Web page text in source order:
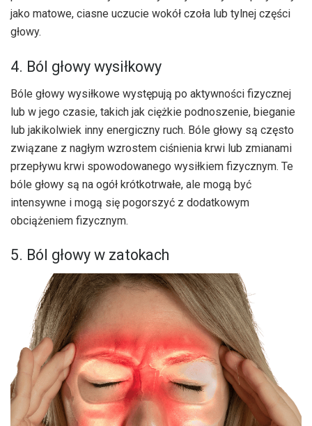
jako matowe, ciasne uczucie wokół czoła lub tylnej części
głowy.
4. Ból głowy wysiłkowy
Bóle głowy wysiłkowe występują po aktywności fizycznej
lub w jego czasie, takich jak ciężkie podnoszenie, bieganie
lub jakikolwiek inny energiczny ruch. Bóle głowy są często
związane z nagłym wzrostem ciśnienia krwi lub zmianami
przepływu krwi spowodowanego wysiłkiem fizycznym. Te
bóle głowy są na ogół krótkotrwałe, ale mogą być
intensywne i mogą się pogorszyć z dodatkowym
obciążeniem fizycznym.
5. Ból głowy w zatokach